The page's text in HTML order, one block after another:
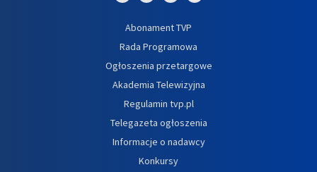
Abonament TVP
Rada Programowa
Ogłoszenia przetargowe
Akademia Telewizyjna
Regulamin tvp.pl
Telegazeta ogłoszenia
Informacje o nadawcy
Konkursy